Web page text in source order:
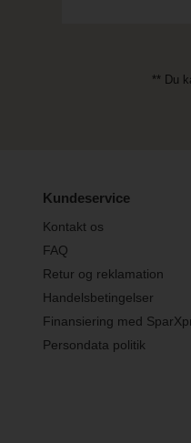
** Du
Kundeservice
Kontakt os
FAQ
Retur og reklamation
Handelsbetingelser
Finansiering med
Persondata politik